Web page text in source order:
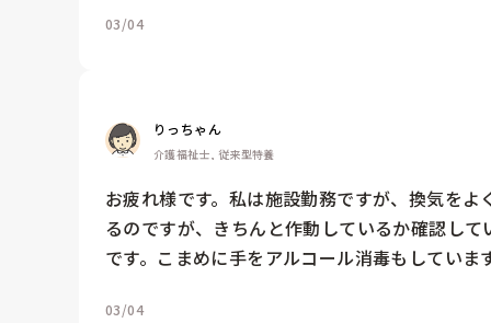
03/04
りっちゃん
介護福祉士, 従来型特養
お疲れ様です。私は施設勤務ですが、換気を
るのですが、きちんと作動しているか確認し
です。こまめに手をアルコール消毒もしていま
03/04